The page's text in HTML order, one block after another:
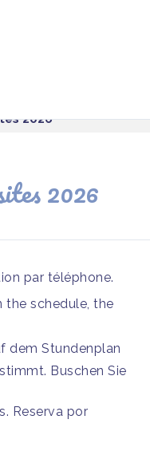
2026
2026
par téléphone.
the schedule, the
dem Stundenplan
Buschen Sie
Reserva por